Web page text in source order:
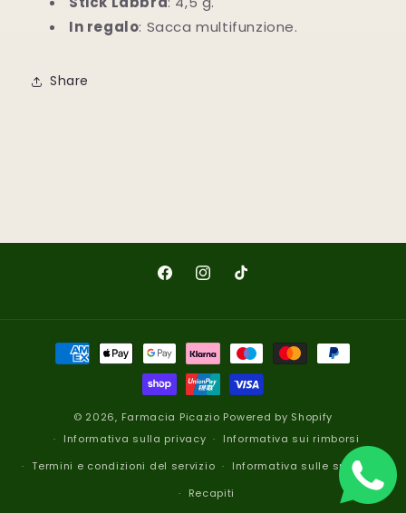
In regalo: Sacca multifunzione.
Share
FacebookInstagram
TikTok
Metodi
© 2026, Farmacia Picazio Powered by Shopify
Informativa sulla privacy
Informativa sui rimborsi
Termini e condizioni del servizio
Informativa sulle spedizioni
Recapiti